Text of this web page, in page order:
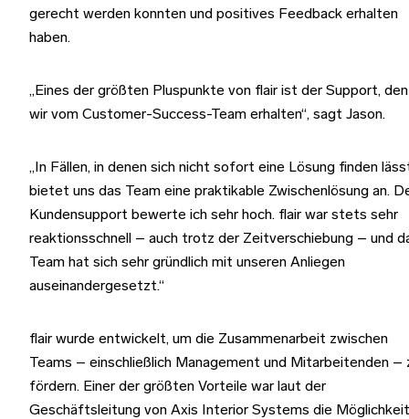
gerecht werden konnten und positives Feedback erhalten
haben.
„Eines der größten Pluspunkte von flair ist der Support, den
wir vom Customer-Success-Team erhalten“, sagt Jason.
„In Fällen, in denen sich nicht sofort eine Lösung finden
bietet uns das Team eine praktikable Zwischenlösung an.
Kundensupport bewerte ich sehr hoch. flair war stets sehr
reaktionsschnell – auch trotz der Zeitverschiebung – und
Team hat sich sehr gründlich mit unseren Anliegen
auseinandergesetzt.“
flair wurde entwickelt, um die Zusammenarbeit zwischen
Teams – einschließlich Management und Mitarbeitenden –
fördern. Einer der größten Vorteile war laut der
Geschäftsleitung von Axis Interior Systems die